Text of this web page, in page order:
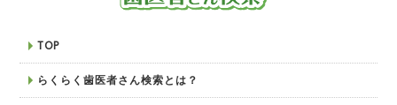
TOP
らくらく歯医者さん検索とは？